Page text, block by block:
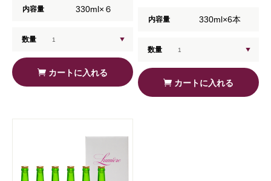
内容量 330ml×６
数量
カートに入れる
内容量 330ml×6本
数量
カートに入れる